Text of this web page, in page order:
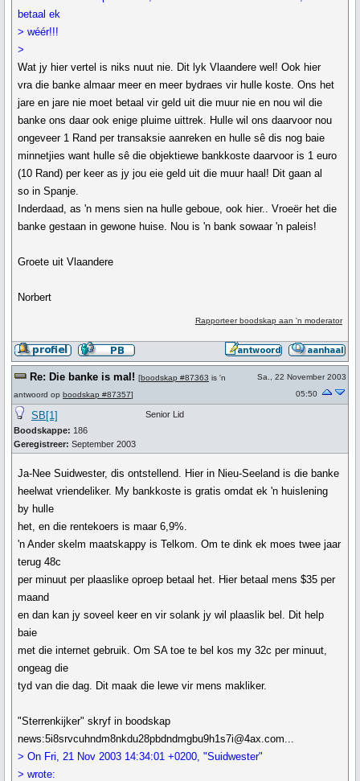
betaal ek
> wéér!!!
>
Wat jy hier vertel is niks nuut nie. Dit lyk Vlaandere wel! Ook hier
vra die banke almaar meer en meer bydraes vir hulle koste. Ons het
jare en jare nie moet betaal vir geld uit die muur nie en nou wil die
banke ons daar ook enige pluime uittrek. Hulle wil ons daarvoor nou
ongeveer 1 Rand per transaksie aanreken en hulle sê dis nog baie
minnetjies want hulle sê die objektiewe bankkoste daarvoor is 1 euro
(10 Rand) per keer as jy jou eie geld uit die muur haal! Dit gaan al
so in Spanje.
Inderdaad, as 'n mens sien na hulle geboue, ook hier.. Vroeër het die
banke gestaan in gewone huise. Nou is 'n bank sowaar 'n paleis!
Groete uit Vlaandere
Norbert
Rapporteer boodskap aan 'n moderator
Re: Die banke is mal! [boodskap #87363 is 'n
antwoord op boodskap #87357]
Sa., 22 November 2003
05:50
SB[1]
Boodskappe: 186
Geregistreer: September 2003
Senior Lid
Ja-Nee Suidwester, dis ontstellend. Hier in Nieu-Seeland is die banke
heelwat vriendeliker. My bankkoste is gratis omdat ek 'n huislening
by hulle
het, en die rentekoers is maar 6,9%.
'n Ander skelm maatskappy is Telkom. Om te dink ek moes twee jaar
terug 48c
per minuut per plaaslike oproep betaal het. Hier betaal mens $35 per
maand
en dan kan jy soveel keer en vir solank jy wil plaaslik bel. Dit help
baie
met die internet gebruik. Om SA toe te bel kos my 32c per minuut,
ongeag die
tyd van die dag. Dit maak die lewe vir mens makliker.
"Sterrenkijker" skryf in boodskap
news:5i8srvcuhndm8nkdu28pbdndmgbu9h1s7i@4ax.com...
> On Fri, 21 Nov 2003 14:34:01 +0200, "Suidwester"
> wrote: